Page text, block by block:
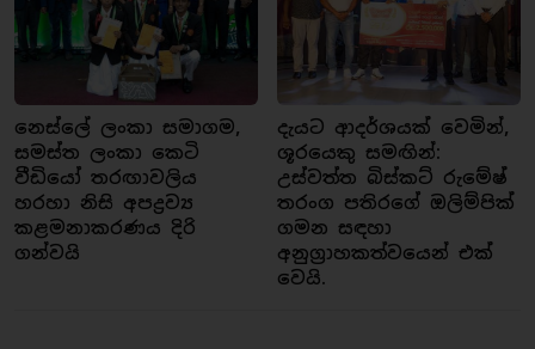
නෙස්ලේ ලංකා සමාගම,
සමස්ත ලංකා කෙටි
වීඩියෝ තරඟාවලිය
හරහා නිසි අපද්‍රව්‍ය
කළමනාකරණය දිරි
ගන්වයි
දැයට ආදර්ශයක් වෙමින්,
ශූරයෙකු සමඟින්:
උස්වත්ත බිස්කට් රුමේෂ්
තරංග පතිරගේ ඔලිම්පික්
ගමන සඳහා
අනුග්‍රාහකත්වයෙන් එක්
වෙයි.